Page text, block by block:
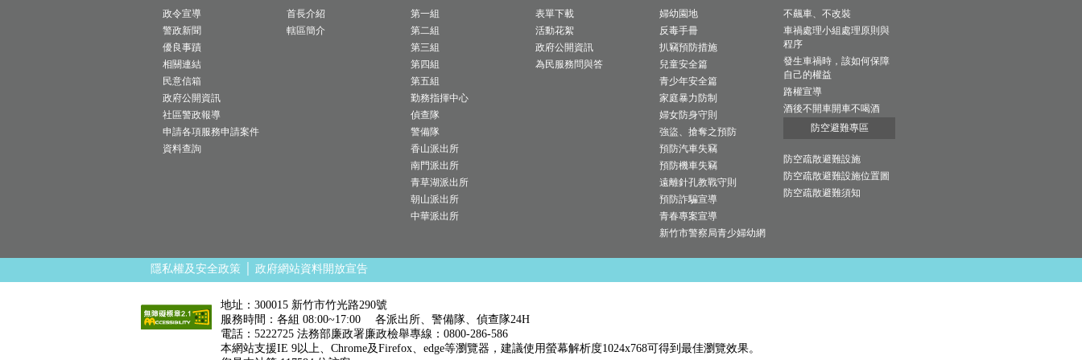
政令宣導
警政新聞
優良事蹟
相關連結
民意信箱
政府公開資訊
社區警政報導
申請各項服務申請案件
資料查詢
首長介紹
轄區簡介
第一組
第二組
第三組
第四組
第五組
勤務指揮中心
偵查隊
警備隊
香山派出所
南門派出所
青草湖派出所
朝山派出所
中華派出所
表單下載
活動花絮
政府公開資訊
為民服務問與答
婦幼園地
反毒手冊
扒竊預防措施
兒童安全篇
青少年安全篇
家庭暴力防制
婦女防身守則
強盜、搶奪之預防
預防汽車失竊
預防機車失竊
遠離針孔教戰守則
預防詐騙宣導
青春專案宣導
新竹市警察局青少婦幼網
不飆車、不改裝
車禍處理小組處理原則與
程序
發生車禍時，該如何保障
自己的權益
路權宣導
酒後不開車開車不喝酒
防空避難專區
防空疏散避難設施
防空疏散避難設施位置圖
防空疏散避難須知
隱私權及安全政策 政府網站資料開放宣告
地址：300015 新竹市竹光路290號
服務時間：各組 08:00~17:00 各派出所、警備隊、偵查隊24H
電話：5222725 法務部廉政署廉政檢舉專線：0800-286-586
本網站支援IE 9以上、Chrome及Firefox、edge等瀏覽器，建議使用螢幕解析度1024x768可得到最佳瀏覽效果。